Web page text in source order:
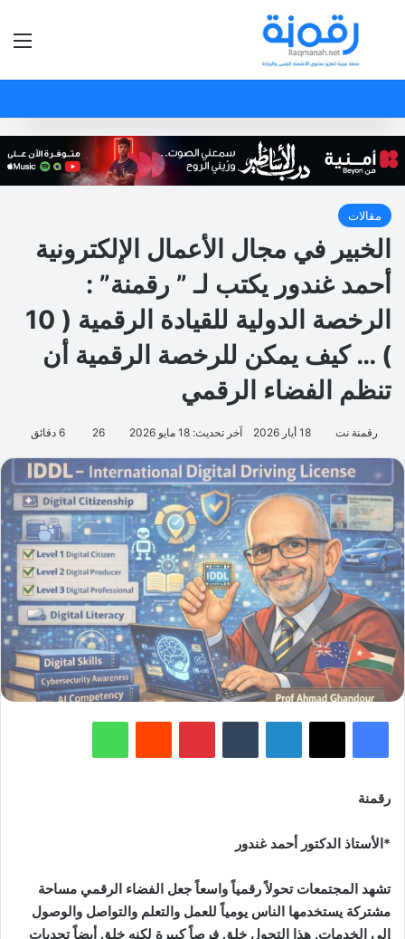
بحث عن
مقالات
الخبير في مجال الأعمال الإلكترونية
أحمد غندور يكتب لـ ” رقمنة” :
الرخصة الدولية للقيادة الرقمية ( 10
) … كيف يمكن للرخصة الرقمية أن
تنظم الفضاء الرقمي
رقمنة نت 18 أيار 2026 آخر تحديث: 18 مايو 2026 26
فيسبوك لينكدإن بينتيريست
رقمنة
*الأستاذ الدكتور أحمد غندور
تشهد المجتمعات تحولاً رقمياً واسعاً جعل الفضاء الرقمي مساحة
مشتركة يستخدمها الناس يومياً للعمل والتعلم والتواصل والوصول
إلى الخدمات. هذا التحول خلق فرصاً كبيرة لكنه خلق أيضاً تحديات